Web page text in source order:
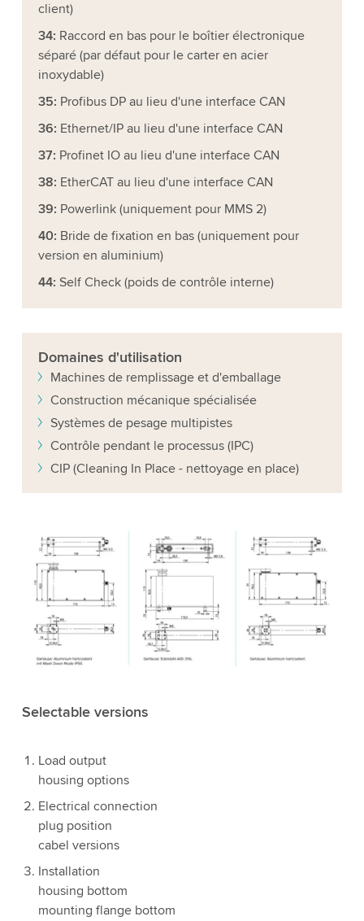
client)
34: Raccord en bas pour le boîtier électronique
séparé (par défaut pour le carter en acier
inoxydable)
35: Profibus DP au lieu d'une interface CAN
36: Ethernet/IP au lieu d'une interface CAN
37: Profinet IO au lieu d'une interface CAN
38: EtherCAT au lieu d'une interface CAN
39: Powerlink (uniquement pour MMS 2)
40: Bride de fixation en bas (uniquement pour
version en aluminium)
44: Self Check (poids de contrôle interne)
Domaines d'utilisation
Machines de remplissage et d'emballage
Construction mécanique spécialisée
Systèmes de pesage multipistes
Contrôle pendant le processus (IPC)
CIP (Cleaning In Place - nettoyage en place)
Selectable versions
Load output
housing options
Electrical connection
plug position
cabel versions
Installation
housing bottom
mounting flange bottom